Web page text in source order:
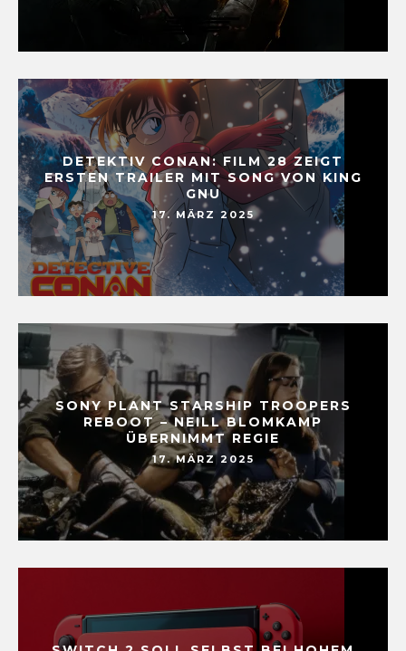
DETEKTIV CONAN: FILM 28 ZEIGT
ERSTEN TRAILER MIT SONG VON KING
GNU
17. MÄRZ 2025
SONY PLANT STARSHIP TROOPERS
REBOOT – NEILL BLOMKAMP
ÜBERNIMMT REGIE
17. MÄRZ 2025